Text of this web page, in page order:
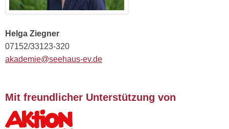
Helga Ziegner
07152/33123-320
akademie@seehaus-ev.de
Mit freundlicher Unterstützung von